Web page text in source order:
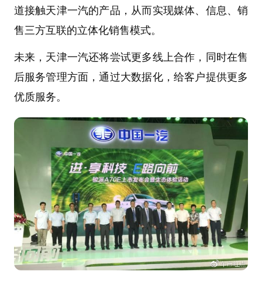
道接触天津一汽的产品，从而实现媒体、信息、销
售三方互联的立体化销售模式。
未来，天津一汽还将尝试更多线上合作，同时在售
后服务管理方面，通过大数据化，给客户提供更多
优质服务。